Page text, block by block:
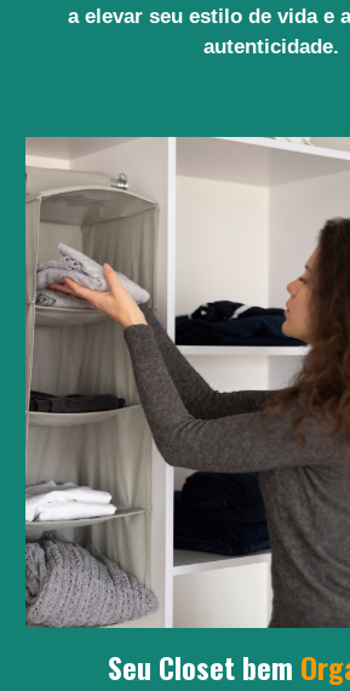
a elevar seu estilo de vida e
autenticidade.
Seu Closet bem